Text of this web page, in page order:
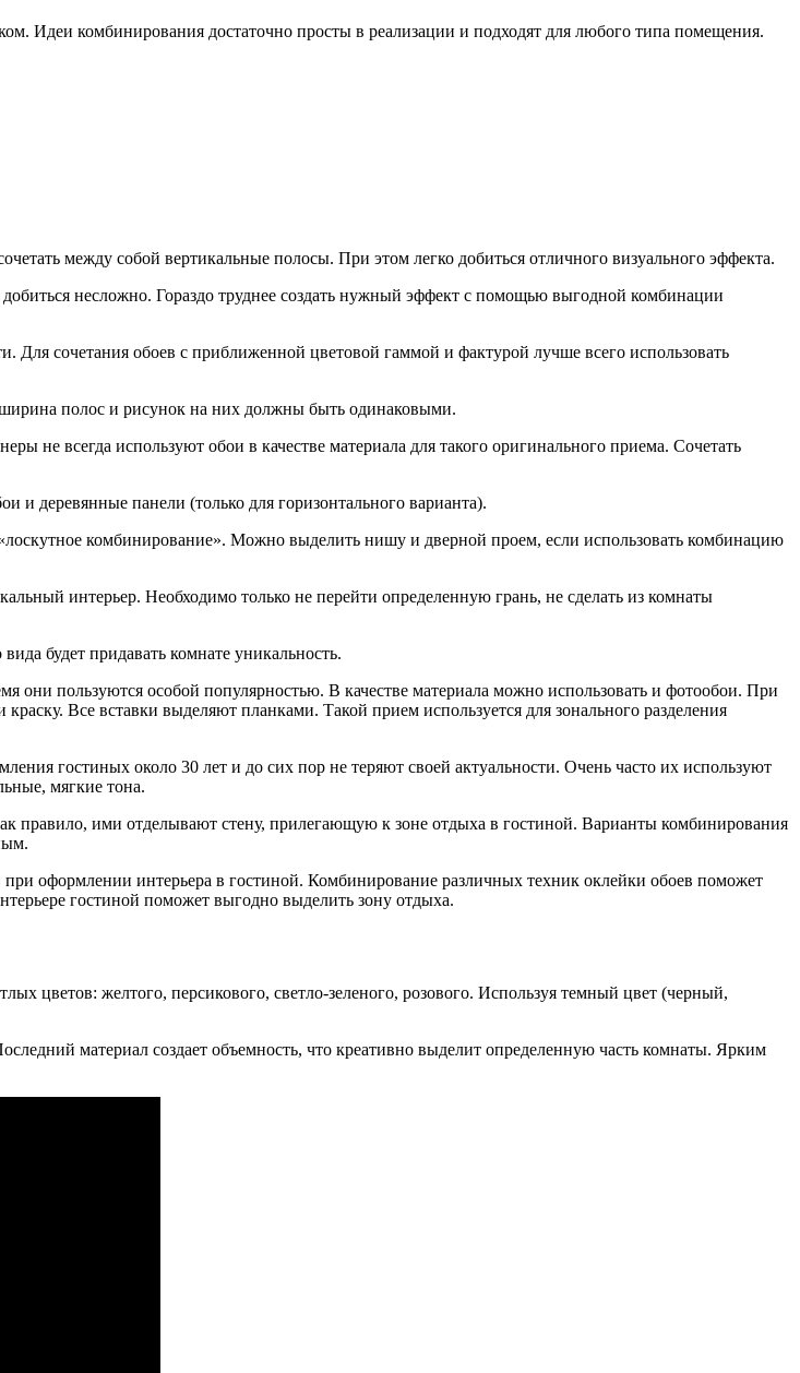
Идеи комбинирования достаточно просты в реализации и подходят для любого типа помещения.
между собой вертикальные полосы. При этом легко добиться отличного визуального эффекта.
несложно. Гораздо труднее создать нужный эффект с помощью выгодной комбинации
Для сочетания обоев с приближенной цветовой гаммой и фактурой лучше всего использовать
полос и рисунок на них должны быть одинаковыми.
не всегда используют обои в качестве материала для такого оригинального приема. Сочетать
и деревянные панели (только для горизонтального варианта).
комбинирование». Можно выделить нишу и дверной проем, если использовать комбинацию
интерьер. Необходимо только не перейти определенную грань, не сделать из комнаты
будет придавать комнате уникальность.
они пользуются особой популярностью. В качестве материала можно использовать и фотообои. При
Все вставки выделяют планками. Такой прием используется для зонального разделения
гостиных около 30 лет и до сих пор не теряют своей актуальности. Очень часто их используют
мягкие тона.
правило, ими отделывают стену, прилегающую к зоне отдыха в гостиной. Варианты комбинирования
оформлении интерьера в гостиной. Комбинирование различных техник оклейки обоев поможет
гостиной поможет выгодно выделить зону отдыха.
цветов: желтого, персикового, светло-зеленого, розового. Используя темный цвет (черный,
материал создает объемность, что креативно выделит определенную часть комнаты. Ярким